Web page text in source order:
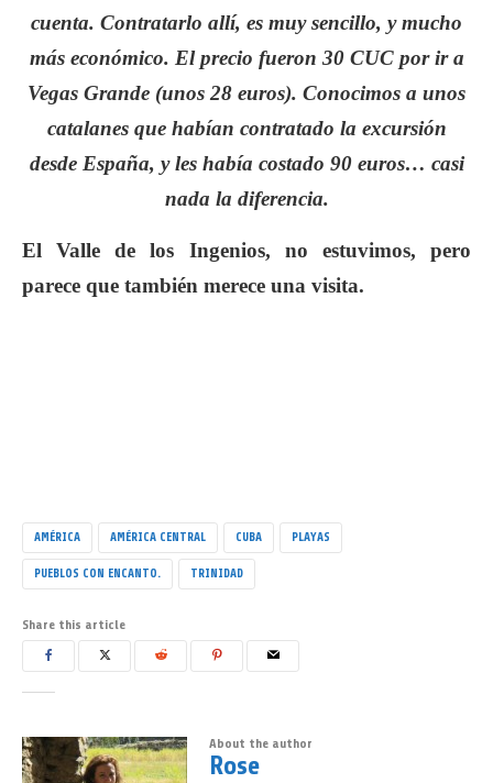
cuenta. Contratarlo allí, es muy sencillo, y mucho
más económico. El precio fueron 30 CUC por ir a
Vegas Grande (unos 28 euros). Conocimos a unos
catalanes que habían contratado la excursión
desde España, y les había costado 90 euros… casi
nada la diferencia.
El Valle de los Ingenios, no estuvimos, pero
parece que también merece una visita.
AMÉRICA AMÉRICA CENTRAL CUBA PLAYAS
PUEBLOS CON ENCANTO. TRINIDAD
Share this article
About the author
Rose